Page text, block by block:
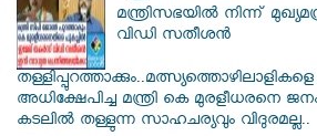
മന്ത്രിസഭയില്‍ നിന്ന്
വിഡി സതീശന്‍
തള്ളിപ്പുറത്താക്കും..മത്സ്യത്തൊഴിലാളികളെ
അധിക്ഷേപിച്ച മന്ത്രി കെ മുരളീധരനെ
കടലില്‍ തള്ളുന്ന സാഹചര്യവും വിദുരമല്ല..